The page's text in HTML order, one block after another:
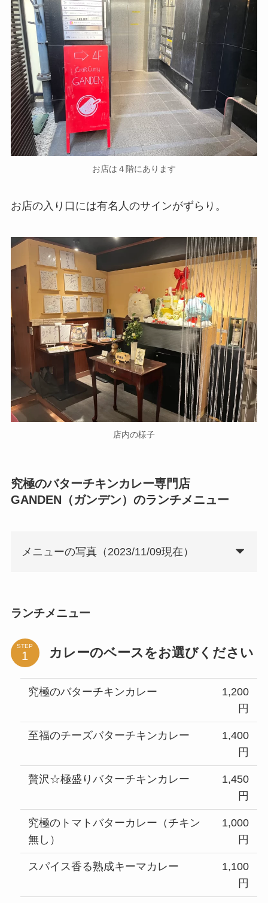
お店は４階にあります
お店の入り口には有名人のサインがずらり。
店内の様子
究極のバターチキンカレー専門店
GANDEN（ガンデン）のランチメニュー
メニューの写真（2023/11/09現在）
ランチメニュー
STEP カレーのベースをお選びください
究極のバターチキンカレー
1,200
円
至福のチーズバターチキンカレー
1,400
円
贅沢☆極盛りバターチキンカレー
1,450
円
究極のトマトバターカレー（チキン
無し）
1,000
円
スパイス香る熟成キーマカレー
1,100
円